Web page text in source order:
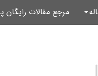
مرجع مقالات رایگان